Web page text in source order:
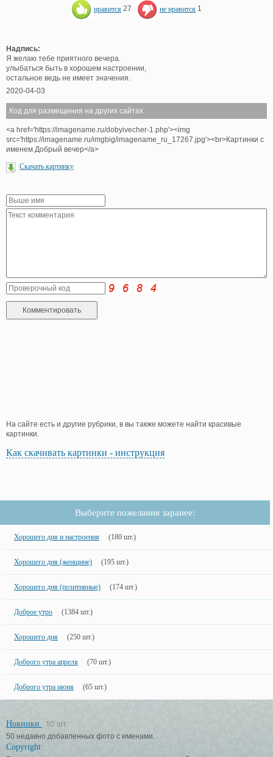
нравится 27 не нравится 1
Надпись:
Я желаю тебе приятного вечера.
улыбаться быть в хорошем настроении,
остальное ведь не имеет значения.
2020-04-03
Код для размещения на других сайтах
<a href='https://imagename.ru/dobyivecher-1.php'><img
src='https://imagename.ru/imgbig/imagename_ru_17267.jpg'><br>Картинки с
именем Добрый вечер</a>
Скачать картинку
На сайте есть и другие рубрики, в вы также можете найти красивые
картинки.
Как скачивать картинки - инструкция
Выберите пожелания заранее:
Хорошего дня и настроения (180 шт.)
Хорошего дня (женщине) (195 шт.)
Хорошего дня (позитивные) (174 шт.)
Доброе утро (1384 шт.)
Хорошего дня (250 шт.)
Доброго утра апреля (70 шт.)
Доброго утра июня (65 шт.)
Новинки
50 шт.
50 недавно добавленных фото с именами.
Copyright